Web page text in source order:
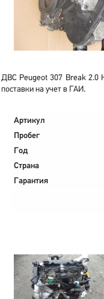
ДВС Peugeot 307 Break 2.0
поставки на учет в ГАИ.
Артикул
Пробег
Год
Страна
Гарантия